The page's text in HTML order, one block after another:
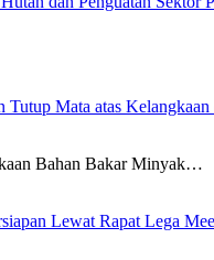
Mata atas
Bahan Bakar Minyak…
Lewat Rapat Lega